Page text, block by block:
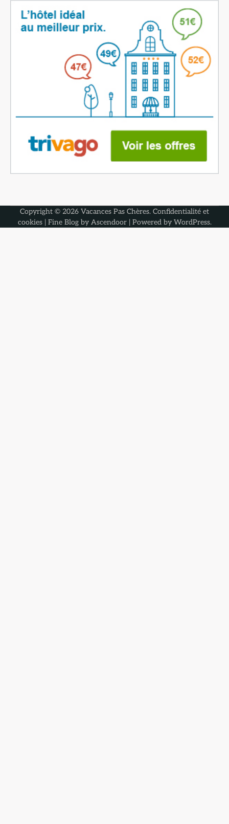
Copyright © 2026 Vacances Pas Chères. Confidentialité et
cookies| Fine Blog by Ascendoor| Powered by WordPress.